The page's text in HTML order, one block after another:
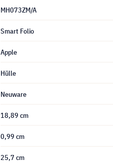
MH073ZM/A
Smart Folio
Apple
Hülle
Neuware
18,89 cm
0,99 cm
25,7 cm